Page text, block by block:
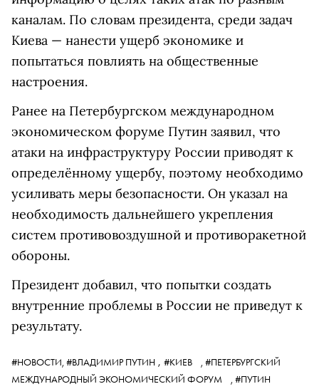
каналам. По словам президента, среди задач
Киева — нанести ущерб экономике и
попытаться повлиять на общественные
настроения.
Ранее на Петербургском международном
экономическом форуме Путин заявил, что
атаки на инфраструктуру России приводят к
определённому ущербу, поэтому необходимо
усиливать меры безопасности. Он указал на
необходимость дальнейшего укрепления
систем противовоздушной и противоракетной
обороны.
Президент добавил, что попытки создать
внутренние проблемы в России не приведут к
результату.
#НОВОСТИ, #ВЛАДИМИР ПУТИН , #КИЕВ , #ПЕТЕРБУРГСКИЙ
МЕЖДУНАРОДНЫЙ ЭКОНОМИЧЕСКИЙ ФОРУМ
, #ПУТИН